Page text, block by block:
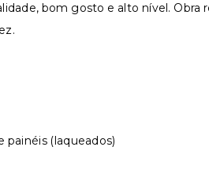
bom gosto e alto nível. Obra
(laqueados)